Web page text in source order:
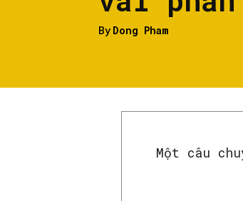
By Dong Pham
Một câu